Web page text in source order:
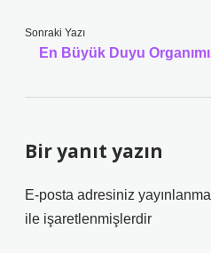
Sonraki Yazı
En Büyük Duyu
Bir yanıt yazın
E-posta adresiniz
ile işaretlenmişlerdir